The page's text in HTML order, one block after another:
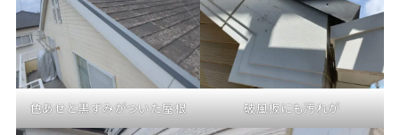
色あせと黒ずみがついた屋根 破風板にも汚れが